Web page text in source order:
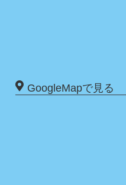
GoogleMapで見る